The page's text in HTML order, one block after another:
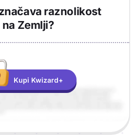
raznolikost
Zemlji?
Kupi Kwizard+